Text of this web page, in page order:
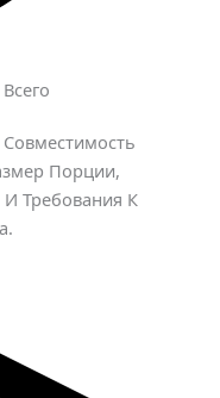
Порции,
И Требования К